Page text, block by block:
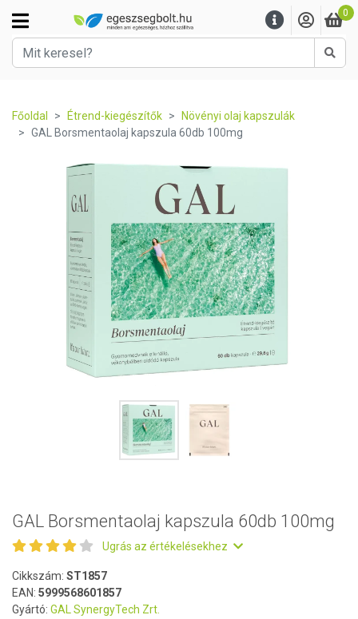
0
Főoldal Étrend-kiegészítők
Növényi olaj kapszulák
GAL Borsmentaolaj kapszula 60db 100mg
GAL Borsmentaolaj kapszula 60db 100mg
Ugrás az értékelésekhez
Cikkszám: ST1857
EAN: 5999568601857
Gyártó: GAL SynergyTech Zrt.